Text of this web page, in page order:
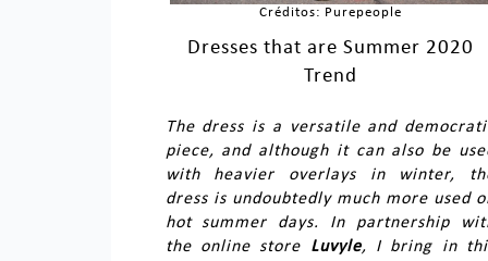
Créditos: Purepeople
Dresses that are Summer 2020
Trend
The dress is a versatile and
piece, and although it can also be
with heavier overlays in winter,
dress is undoubtedly much more used
hot summer days. In partnership
the online store Luvyle, I bring in